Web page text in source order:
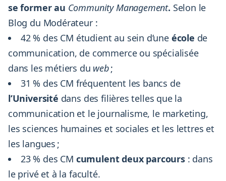
se former au Community Management. Selon le
Blog du Modérateur :
42 % des CM étudient au sein d’une école de
communication, de commerce ou spécialisée
dans les métiers du web;
31 % des CM fréquentent les bancs de
l’Université dans des filières telles que la
communication et le journalisme, le marketing,
les sciences humaines et sociales et les lettres et
les langues ;
23 % des CM cumulent deux parcours: dans
le privé et à la faculté.